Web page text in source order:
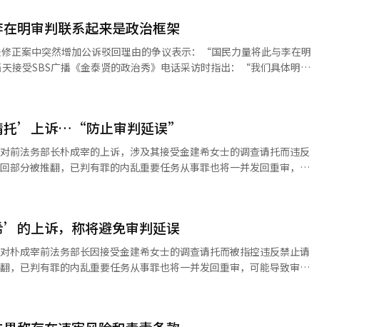
布”的受访者仅为34.0%。认为此次法律修订将恶化犯罪调查条件
动应答系统（ARS）无线随机拨号（RDD）方式进行，样本误差为
出：“虽然该法案已通过国会，但最终未能阻止这一切的责任最终将
统翻译与编辑。
明显偏离检察权裁量权的情况。” 此外，还指出：“任意
用的判断标准将以检察官意图反映
经人工智能（AI）系统翻译与编辑。
明审判联系起来是政治框架
正案中突然增加公诉驳回理由的争议表示：“国民力量将此与李在明
接受SBS广播《金泰贤的政治秀》电话采访时指出：“我们具体明确
：“该条款是对起诉权的司法控制的具体化。” 当被问及该条款是否
公诉驳回理由’条款，是对李总统审判的明显宣言和立法暴走。”
反对而进行的阻挠发言，民主党等执政联盟计划在经过24小时后进行
AI）系统翻译与编辑。
托’上诉…“防止审判延误”
前法务部长朴成宰的上诉，涉及其接受金建希女士的调查请托而违反
部分被推翻，已判有罪的内乱重要任务从事罪也将一并发回重审，可
，首尔中央地方法院刑事合议33部（李
务从事和职权滥用等指控判处25年有期徒刑，并依法拘留。 然
’的调查情况及专门团队的组成等请托禁止法违反部分则作出了公
的上诉，称将避免审判延误
朴成宰前法务部长因接受金建希女士的调查请托而被指控违反禁止请
，已判有罪的内乱重要任务从事罪也将一并发回重审，可能导致审判